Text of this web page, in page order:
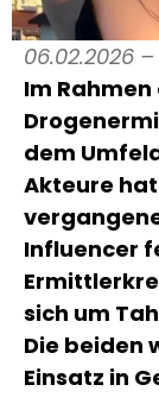
06.02.2026
Im
dem
Akteure
Influencer
sich um
Die beiden
Einsatz in